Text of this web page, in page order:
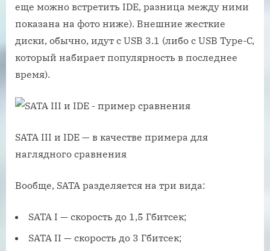
еще можно встретить IDE, разница между ними
показана на фото ниже). Внешние жесткие
диски, обычно, идут с USB 3.1 (либо с USB Type-C,
который набирает популярность в последнее
время).
SATA III и IDE — в качестве примера для
наглядного сравнения
Вообще, SATA разделяется на три вида:
SATA I — скорость до 1,5 Гбитсек;
SATA II — скорость до 3 Гбитсек;